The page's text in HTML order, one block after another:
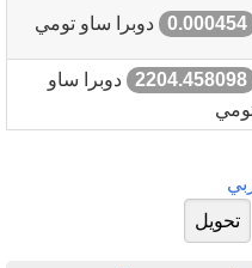
0.000454 دوبرا ساو تومي
2204.458098
دوبرا ساو